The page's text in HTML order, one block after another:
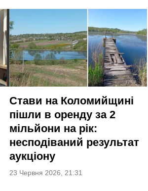
Стави на Коломийщині
пішли в оренду за 2
мільйони на рік:
несподіваний результат
аукціону
23 Червня 2026, 21:31